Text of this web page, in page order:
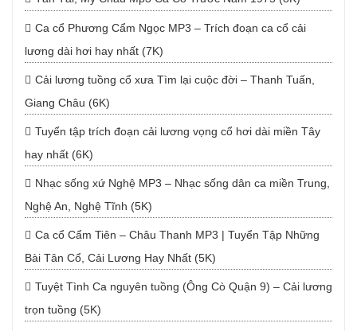
Ca cổ Phương Cẩm Ngọc MP3 – Trích đoạn ca cổ cải
lương dài hơi hay nhất (7K)
Cải lương tuồng cổ xưa Tìm lại cuộc đời – Thanh Tuấn,
Giang Châu (6K)
Tuyển tập trích đoạn cải lương vọng cổ hơi dài miền Tây
hay nhất (6K)
Nhạc sống xứ Nghệ MP3 – Nhạc sống dân ca miền Trung,
Nghệ An, Nghệ Tĩnh (5K)
Ca cổ Cẩm Tiên – Châu Thanh MP3 | Tuyển Tập Những
Bài Tân Cổ, Cải Lương Hay Nhất (5K)
Tuyệt Tình Ca nguyên tuồng (Ông Cò Quận 9) – Cải lương
trọn tuồng (5K)